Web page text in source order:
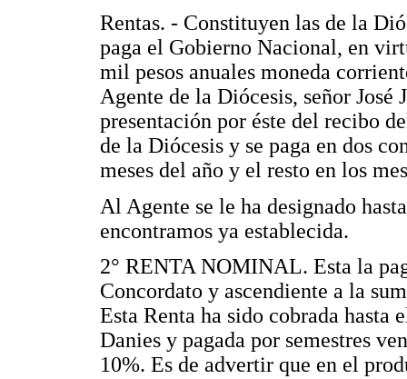
Rentas. - Constituyen las de la
paga el Gobierno Nacional, en
mil pesos anuales moneda
Agente de la Diócesis, señor José
presentación por éste del recibo
de la Diócesis y se paga en dos
meses del año y el resto en los
Al Agente se le ha designado
encontramos ya establecida.
2° RENTA NOMINAL. Esta la
Concordato y ascendiente a la
Esta Renta ha sido cobrada hasta
Danies y pagada por semestres
10%. Es de advertir que en el